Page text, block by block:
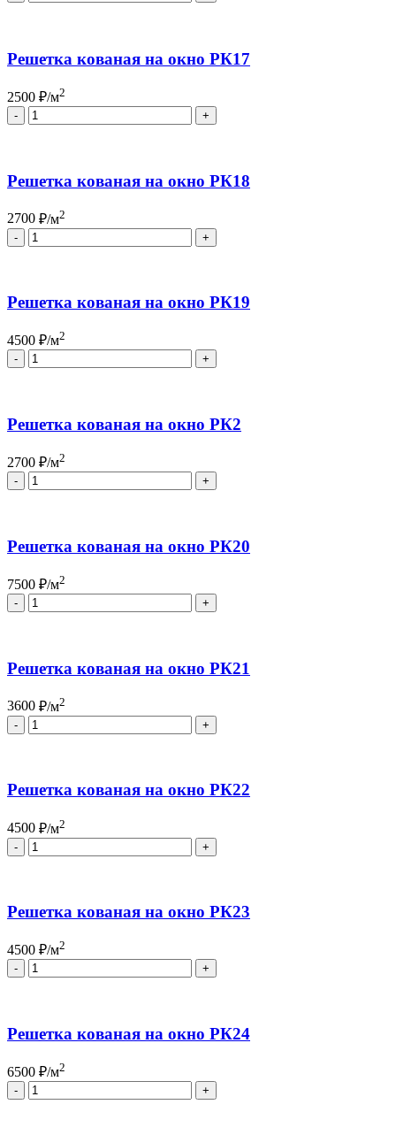
Решетка кованая на окно РК17
2500 ₽/м2
Quantity
Решетка кованая на окно РК18
2700 ₽/м2
Quantity
Решетка кованая на окно РК19
4500 ₽/м2
Quantity
Решетка кованая на окно РК2
2700 ₽/м2
Quantity
Решетка кованая на окно РК20
7500 ₽/м2
Quantity
Решетка кованая на окно РК21
3600 ₽/м2
Quantity
Решетка кованая на окно РК22
4500 ₽/м2
Quantity
Решетка кованая на окно РК23
4500 ₽/м2
Quantity
Решетка кованая на окно РК24
6500 ₽/м2
Quantity